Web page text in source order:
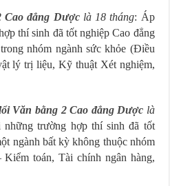
Cao đẳng Dượclà 18 tháng: Áp
thí sinh đã tốt nghiệp Cao đẳng
nhóm ngành sức khỏe (Điều
lý trị liệu, Kỹ thuật Xét nghiệm,
Văn bằng 2 Cao đẳng Dược là
trường hợp thí sinh đã tốt
ngành bất kỳ không thuộc nhóm
toán, Tài chính ngân hàng,